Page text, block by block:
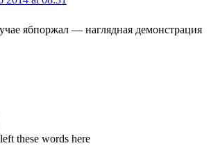
ябпоржал — наглядная демонстрация
these words here